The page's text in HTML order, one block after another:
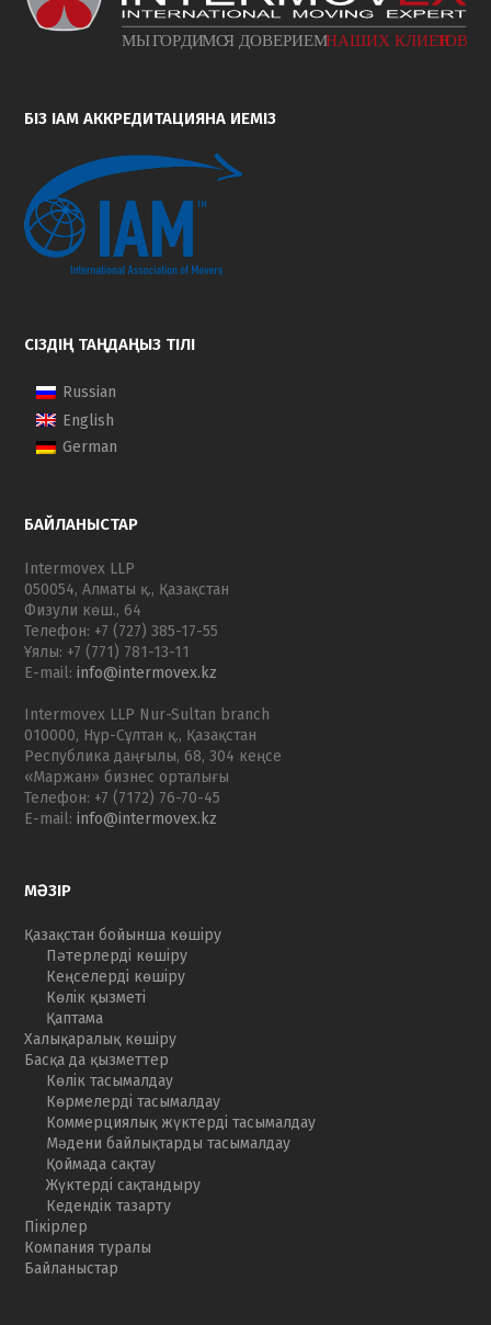
БІЗ IAM АККРЕДИТАЦИЯНА ИЕМІЗ
СІЗДІҢ ТАҢДАҢЫЗ ТІЛІ
Russian
English
German
БАЙЛАНЫСТАР
Intermovex LLP
050054, Алматы қ., Қазақстан
Физули көш., 64
Телефон: +7 (727) 385-17-55
Ұялы: +7 (771) 781-13-11
E-mail:info@intermovex.kz
Intermovex LLP Nur-Sultan branch
010000, Нұр-Cұлтан қ., Қазақстан
Республика даңғылы, 68, 304 кеңсе
«Маржан» бизнес орталығы
Телефон: +7 (7172) 76-70-45
E-mail:info@intermovex.kz
МӘЗІР
Қазақстан бойынша көшіру
Пәтерлерді көшіру
Кеңселерді көшіру
Көлік қызметі
Қаптама
Халықаралық көшіру
Басқа да қызметтер
Көлік тасымалдау
Көрмелерді тасымалдау
Коммерциялық жүктерді тасымалдау
Мәдени байлықтарды тасымалдау
Қоймада сақтау
Жүктерді сақтандыру
Кедендік тазарту
Пікірлер
Компания туралы
Байланыстар